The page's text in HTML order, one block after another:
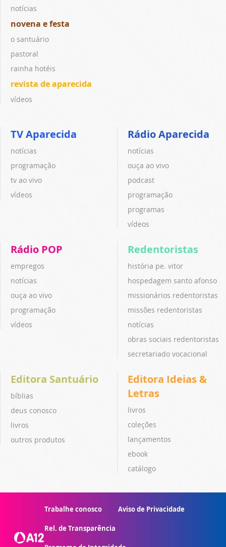
notícias
novena e festa
o santuário
pastoral
rainha hotéis
revista de aparecida
vídeos
TV Aparecida
notícias
programação
tv ao vivo
vídeos
Rádio Aparecida
notícias
ouça ao vivo
podcast
programação
programas
vídeos
Rádio POP
empregos
notícias
ouça ao vivo
programação
vídeos
Redentoristas
história pe. vitor
hospedagem santo afonso
missionários redentoristas
missões redentoristas
notícias
obras sociais redentoristas
secretariado vocacional
Editora Santuário
bíblias
deus conosco
livros
outros produtos
Editora Ideias &
Letras
livros
coleções
lançamentos
ebook
catálogo
Trabalhe conosco Aviso de Privacidade
Rel. de Transparência